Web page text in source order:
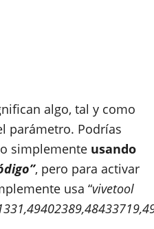
algo, tal y como
parámetro. Podrías
simplemente usando
, pero para activar
usa “vivetool